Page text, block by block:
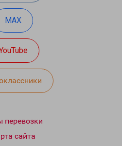
MAX
перевозки
сайта